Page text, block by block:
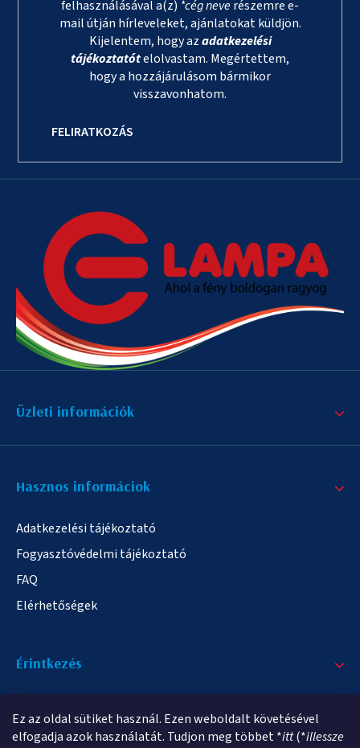
Ez az oldal sütiket használ. Ezen weboldalt követésével
elfogadja azok használatát. Tudjon meg többet *itt(*illessze
felhasználásával a(z) *cég neverészemre e-
mail útján hírleveleket, ajánlatokat küldjön.
Kijelentem, hogy azadatkezelési
tájékoztatótelolvastam. Megértettem,
hogy a hozzájárulásom bármikor
visszavonhatom.
FELIRATKOZÁS
Üzleti információk
Hasznos informáciok
Adatkezelési tájékoztató
Fogyasztóvédelmi tájékoztató
FAQ
Elérhetőségek
Érintkezés
info@elampa.hu